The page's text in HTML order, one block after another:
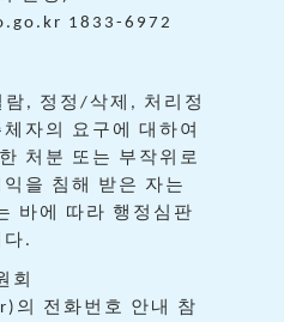
1833-6972
람 , 정정 /삭제 , 처리정
자의 요구에
대하여
처분 또는 부작위로
익을 침해 받은 자는
바에 따라 행정심판
다 .
회
의 전화번호 안내
참